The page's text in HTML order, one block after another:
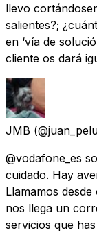
llevo
salientes?;
en ‘vía de
cliente os dará
JMB
@vodafone_es
cuidado. Hay
Llamamos
nos llega un
servicios que